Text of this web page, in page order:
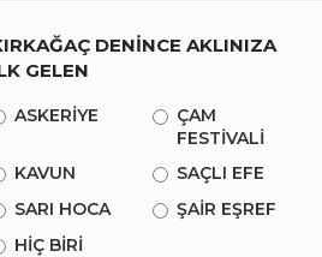
DENİNCE AKLINIZA
GELEN
ASKERİYE
ÇAM
FESTİVALİ
KAVUN
SAÇLI EFE
SARI HOCA
ŞAİR EŞREF
HİÇ BİRİ